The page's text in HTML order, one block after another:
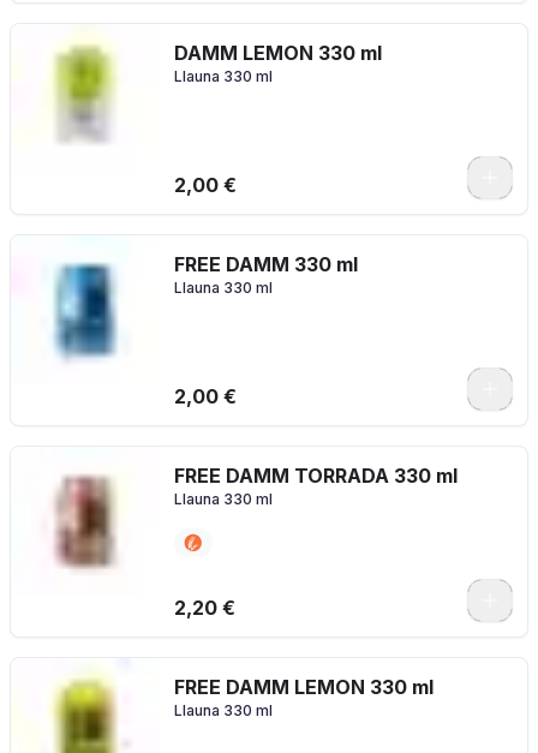
DAMM LEMON 330 ml
Llauna 330 ml
2,00 €
FREE DAMM 330 ml
Llauna 330 ml
2,00 €
FREE DAMM TORRADA 330 ml
Llauna 330 ml
2,20 €
FREE DAMM LEMON 330 ml
Llauna 330 ml